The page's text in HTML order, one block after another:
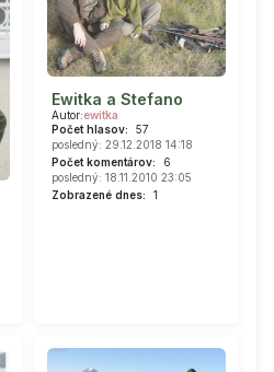
Ewitka a Stefano
Autor:ewitka
Počet hlasov:
57
posledný: 29.12.2018 14:18
Počet komentárov:
6
posledný: 18.11.2010 23:05
Zobrazené dnes:
1